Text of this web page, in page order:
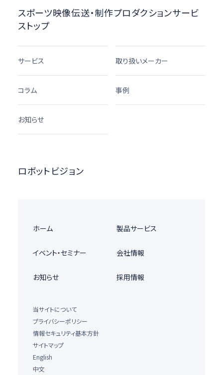
スポーツ映像伝送・制作プロダクションサービ
ストップ
サービス 取り扱いメーカー
コラム 事例
お知らせ
ロボットビジョン
ホーム 製品サービス
イベント・セミナー 会社情報
お知らせ 採用情報
当サイトについて
プライバシーポリシー
情報セキュリティ基本方針
サイトマップ
English
中文